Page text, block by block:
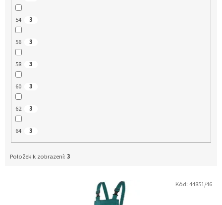
54 3
56 3
58 3
60 3
62 3
64 3
Položek k zobrazení: 3
Kód: 44851/46